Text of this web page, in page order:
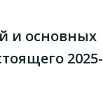
и основных
2025-